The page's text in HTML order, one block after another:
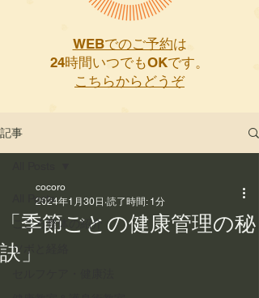
WEBでのご予約は
​24時間いつでもOKです。
こちらからどうぞ
記事
All Posts
こころ整体の紹介
ツボと経絡
「季節ごとの健康管理の秘
訣」
cocoro
2024年1月30日 読了時間: 1分